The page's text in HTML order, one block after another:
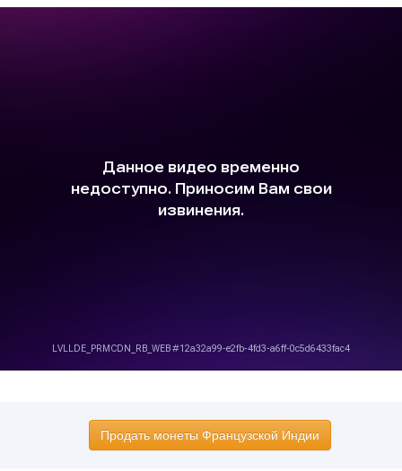
Продать монеты Французской Индии